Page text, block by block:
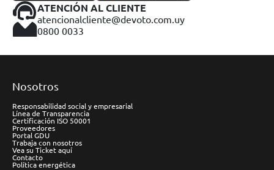
ATENCIÓN AL CLIENTE
atencionalcliente@devoto.com.uy
0800 0033
Nosotros
Responsabilidad social y empresarial
Línea de Transparencia
Certificación ISO 50001
Proveedores
Portal GDU
Trabaja con nosotros
Vea su Ticket aquí
Contacto
Política energética